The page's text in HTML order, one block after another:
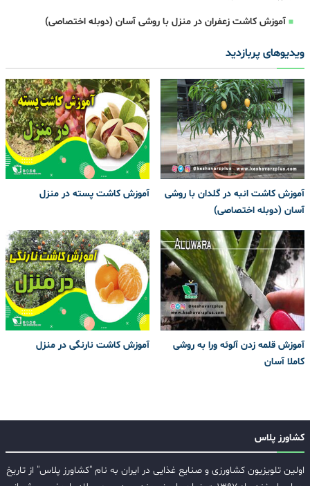
آموزش کاشت زعفران در منزل با روشی آسان (دوبله اختصاصی)
ویدیوهای پربازدید
آموزش کاشت انبه در گلدان با روشی
آسان (دوبله اختصاصی)
آموزش کاشت پسته در منزل
آموزش قلمه زدن آلوئه ورا به روشی
کاملا آسان
آموزش کاشت نارنگی در منزل
کشاورز پلاس
اولین تلویزیون کشاورزی و صنایع غذایی در ایران به نام "کشاورز پلاس" از تاریخ